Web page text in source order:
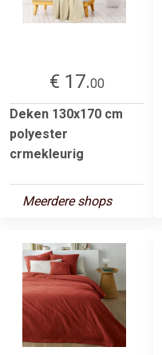
€ 17.00
Deken 130x170 cm
polyester
crmekleurig
Meerdere shops